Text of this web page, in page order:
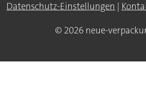
Datenschutz-Einstellungen |
© 2026 neue-